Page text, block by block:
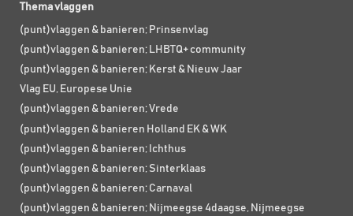
Thema vlaggen
(punt)vlaggen & banieren; Prinsenvlag
(punt)vlaggen & banieren; LHBTQ+ community
(punt)vlaggen & banieren; Kerst & Nieuw Jaar
Vlag EU, Europese Unie
(punt)vlaggen & banieren; Vrede
(punt)vlaggen & banieren Holland EK & WK
(punt)vlaggen & banieren; Ichthus
(punt)vlaggen & banieren; Sinterklaas
(punt)vlaggen & banieren; Carnaval
(punt)vlaggen & banieren; Nijmeegse 4daagse, Nijmeegse